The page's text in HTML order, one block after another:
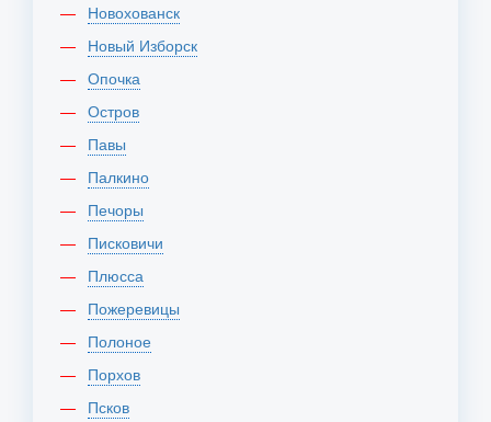
Новохованск
Новый Изборск
Опочка
Остров
Павы
Палкино
Печоры
Писковичи
Плюсса
Пожеревицы
Полоное
Порхов
Псков